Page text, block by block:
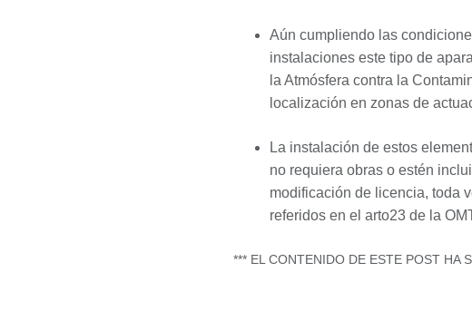
Aún cumpliendo las
instalaciones este tipo de
la Atmósfera contra la
localización en zonas de
La instalación de estos
no requiera obras o estén
modificación de licencia, toda
referidos en el arto23 de la
*** EL CONTENIDO DE ESTE POST HA